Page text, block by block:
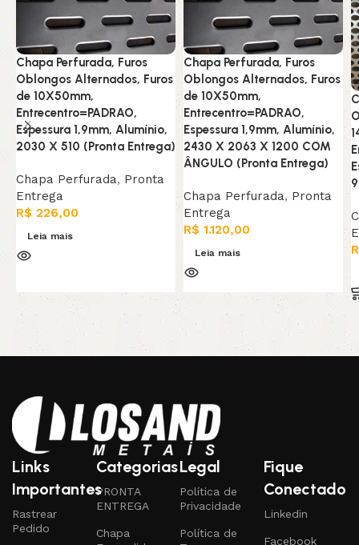
Chapa Perfurada, Furos
Oblongos Alternados, Furos
de 10X50mm,
Entrecentro=PADRAO,
Espessura 1,9mm, Alumínio,
2030 X 510 (Pronta Entrega)
Chapa Perfurada, Pronta
Entrega
R$ 226,00
Leia mais
Chapa Perfurada, Furos
Oblongos Alternados, Furos
de 10X50mm,
Entrecentro=PADRAO,
Espessura 1,9mm, Alumínio,
2430 X 2063 X 1200 COM
ÂNGULO (Pronta Entrega)
Chapa Perfurada, Pronta
Entrega
R$ 1.120,00
Leia mais
Links
Importantes
Rastrear
Pedido
Categorias
PRONTA
ENTREGA
Chapa
Legal
Política de
Privacidade
Política de
Fique
Conectado
Linkedin
Facebook